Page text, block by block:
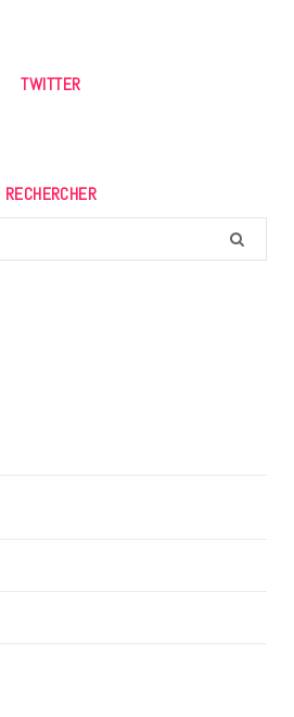
TWITTER
RECHERCHER